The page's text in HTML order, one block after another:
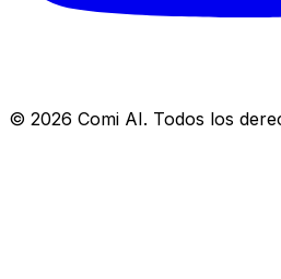
© 2026 Comi AI. Todos los